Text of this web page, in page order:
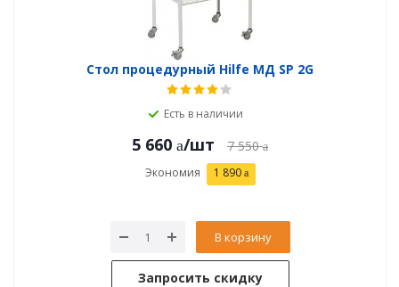
Стол процедурный Hilfe МД SP 2G
Есть в наличии
5 660 /шт 7 550
Экономия 1 890
В корзину
Запросить скидку